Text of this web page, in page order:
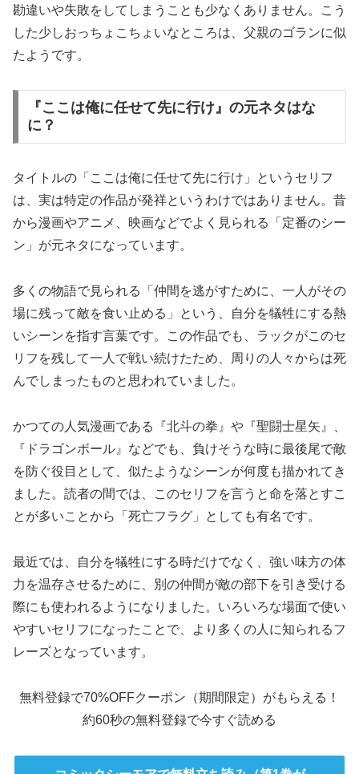
勘違いや失敗をしてしまうことも少なくありません。こう
した少しおっちょこちょいなところは、父親のゴランに似
たようです。
『ここは俺に任せて先に行け』の元ネタはな
に？
タイトルの「ここは俺に任せて先に行け」というセリフ
は、実は特定の作品が発祥というわけではありません。昔
から漫画やアニメ、映画などでよく見られる「定番のシー
ン」が元ネタになっています。
多くの物語で見られる「仲間を逃がすために、一人がその
場に残って敵を食い止める」という、自分を犠牲にする熱
いシーンを指す言葉です。この作品でも、ラックがこのセ
リフを残して一人で戦い続けたため、周りの人々からは死
んでしまったものと思われていました。
かつての人気漫画である『北斗の拳』や『聖闘士星矢』、
『ドラゴンボール』などでも、負けそうな時に最後尾で敵
を防ぐ役目として、似たようなシーンが何度も描かれてき
ました。読者の間では、このセリフを言うと命を落とすこ
とが多いことから「死亡フラグ」としても有名です。
最近では、自分を犠牲にする時だけでなく、強い味方の体
力を温存させるために、別の仲間が敵の部下を引き受ける
際にも使われるようになりました。いろいろな場面で使い
やすいセリフになったことで、より多くの人に知られるフ
レーズとなっています。
無料登録で70%OFFクーポン（期間限定）がもらえる！
約60秒の無料登録で今すぐ読める